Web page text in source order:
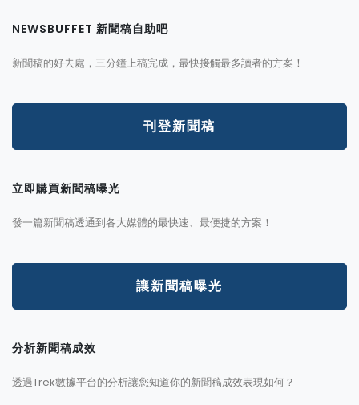
NEWSBUFFET 新聞稿自助吧
新聞稿的好去處，三分鐘上稿完成，最快接觸最多讀者的方案！
刊登新聞稿
立即購買新聞稿曝光
發一篇新聞稿透通到各大媒體的最快速、最便捷的方案！
讓新聞稿曝光
分析新聞稿成效
透過Trek數據平台的分析讓您知道你的新聞稿成效表現如何？